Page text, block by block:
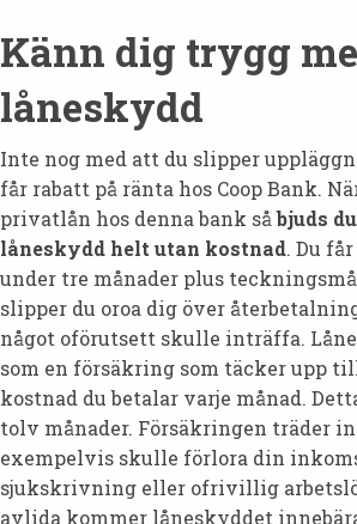
Känn dig trygg
låneskydd
Inte nog med att du slipper
får rabatt på ränta hos Coop Bank.
privatlån hos denna bank såbjuds
låneskydd helt utan kostnad. Du
under tre månader plus
slipper du oroa dig över
något oförutsett skulle inträffa.
som en försäkring som täcker upp
kostnad du betalar varje månad.
tolv månader. Försäkringen träder
exempelvis skulle förlora din
sjukskrivning eller ofrivillig
avlida kommer låneskyddet